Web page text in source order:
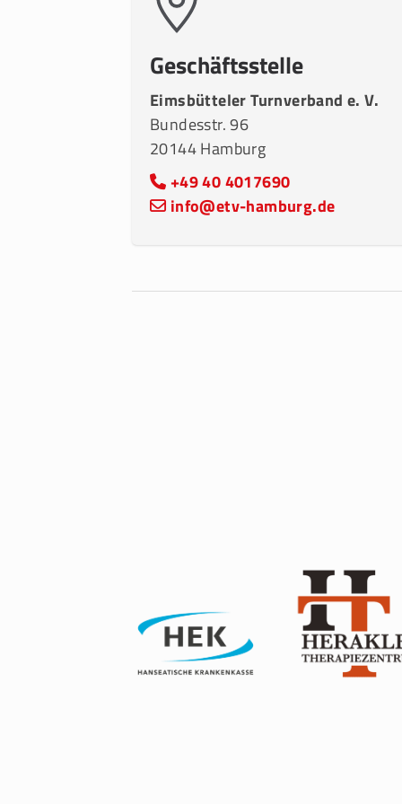
Geschäftsstelle
Eimsbütteler Turnverband e. V.
Bundesstr. 96
20144 Hamburg
+49 40 4017690
info@etv-hamburg.de